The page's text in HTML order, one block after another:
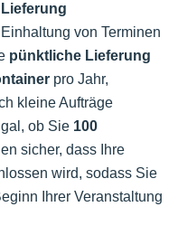
von Terminen
pünktliche Lieferung
pro Jahr,
kleine Aufträge
ob Sie 100
sicher, dass Ihre
wird, sodass Sie
Ihrer Veranstaltung